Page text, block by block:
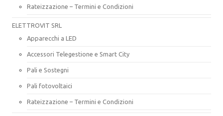
Rateizzazione – Termini e Condizioni
ELETTROVIT SRL
Apparecchi a LED
Accessori Telegestione e Smart City
Pali e Sostegni
Pali fotovoltaici
Rateizzazione – Termini e Condizioni